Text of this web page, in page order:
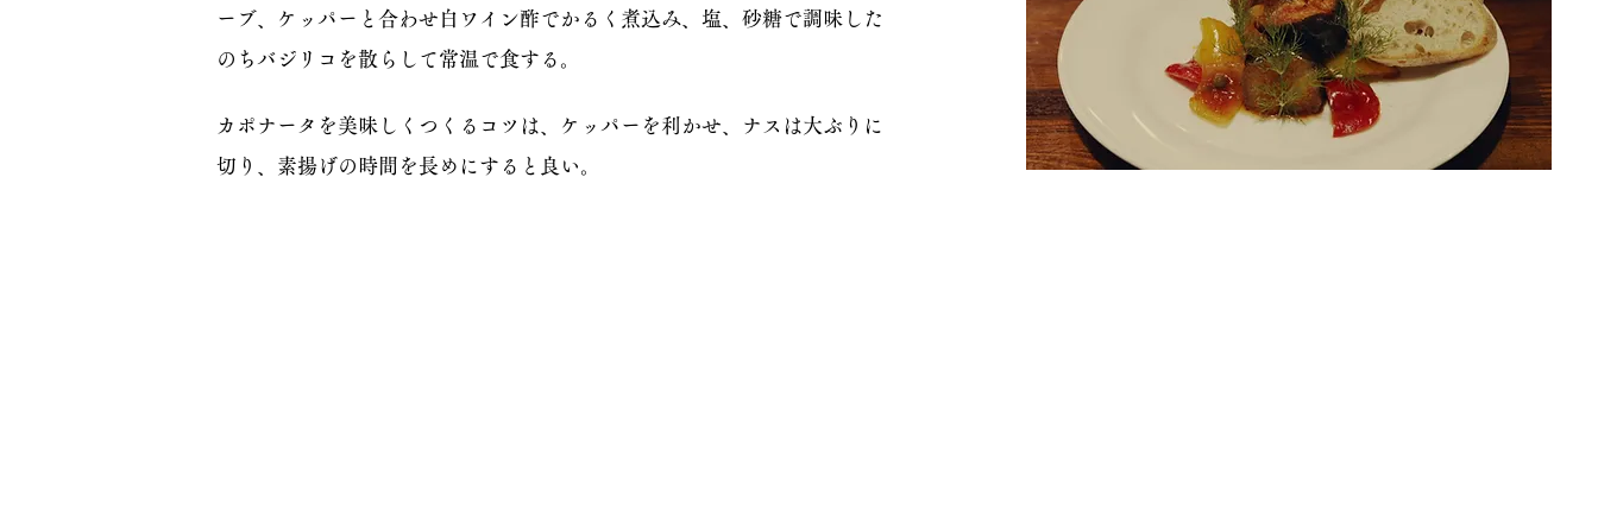
ーブ、ケッパーと合わせ白ワイン酢でかるく煮込み、塩、砂糖で調味した
のちバジリコを散らして常温で食する。
カポナータを美味しくつくるコツは、ケッパーを利かせ、ナスは大ぶりに
切り、素揚げの時間を長めにすると良い。